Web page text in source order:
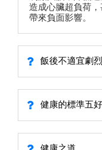
造成心臟超負荷
帶來負面影響。
飯後不適宜劇
健康的標準五好